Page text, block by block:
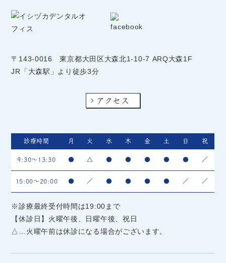
〒143-0016東京都大田区大森北1-10-7 ARQ大森1F
JR「大森駅」より徒歩3分
アクセス
診療時間 月 火 水 木 金 土 日 祝
9:30～13:30 ● △ ● ● ● ● ● ／
15:00～20:00 ● ／ ● ● ● ● ／ ／
※診療最終受付時間は19:00まで
【休診日】火曜午後、日曜午後、祝日
△…火曜午前は休診になる場合がございます。